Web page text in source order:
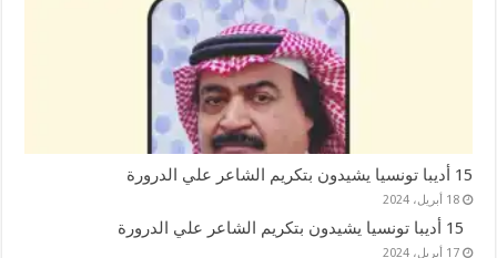
15 أديبا تونسيا يشيدون بتكريم الشاعر علي الدرورة
18 أبريل، 2024
17 أبريل، 2024